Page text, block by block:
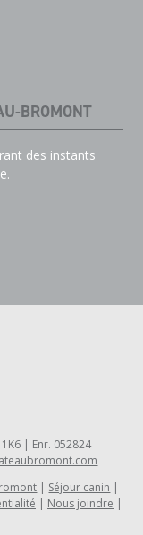
BROMONT
des instants
| Enr. 052824
Séjour canin
Nous joindre